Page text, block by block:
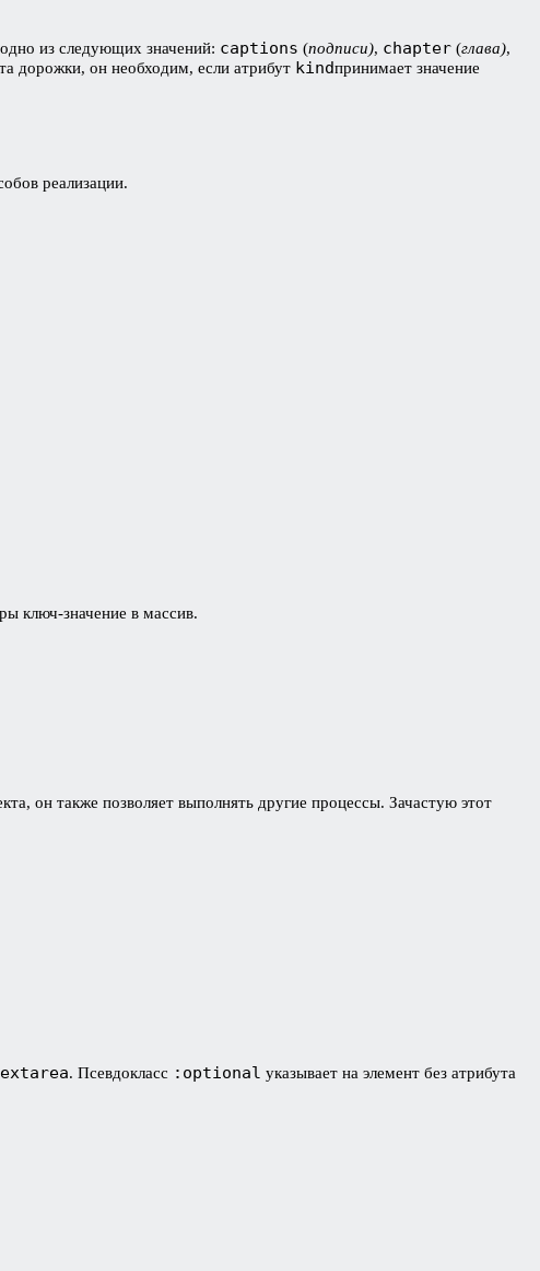
из следующих значений: captions (подписи), chapter (глава),
дорожки, он необходим, если атрибут kindпринимает значение
реализации.
ключ-значение в массив.
он также позволяет выполнять другие процессы. Зачастую этот
. Псевдокласс :optional указывает на элемент без атрибута